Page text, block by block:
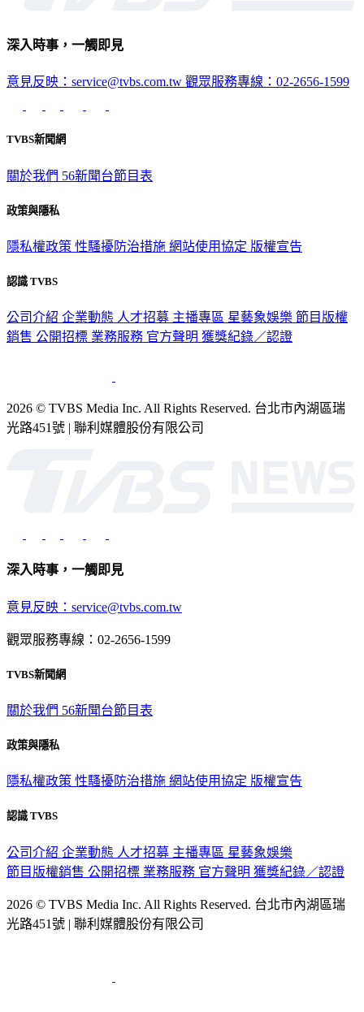
深入時事，一觸即見
意見反映：service@tvbs.com.tw 觀眾服務專線：02-2656-1599
TVBS新聞網
關於我們 56新聞台節目表
政策與隱私
隱私權政策 性騷擾防治措施 網站使用協定 版權宣告
認識 TVBS
公司介紹 企業動態 人才招募 主播專區 星藝象娛樂 節目版權
銷售 公開招標 業務服務 官方聲明 獲獎紀錄／認證
2026 © TVBS Media Inc. All Rights Reserved. 台北市內湖區瑞
光路451號 | 聯利媒體股份有限公司
深入時事，一觸即見
意見反映：service@tvbs.com.tw
觀眾服務專線：02-2656-1599
TVBS新聞網
關於我們 56新聞台節目表
政策與隱私
隱私權政策 性騷擾防治措施 網站使用協定 版權宣告
認識 TVBS
公司介紹 企業動態 人才招募 主播專區 星藝象娛樂
節目版權銷售 公開招標 業務服務 官方聲明 獲獎紀錄／認證
2026 © TVBS Media Inc. All Rights Reserved. 台北市內湖區瑞
光路451號 | 聯利媒體股份有限公司